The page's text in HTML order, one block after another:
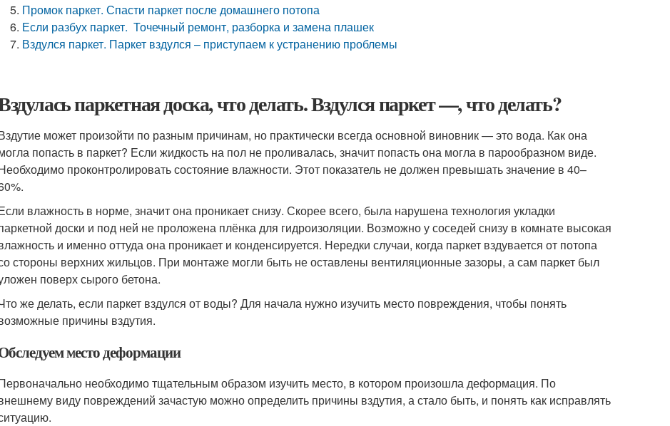
Промок паркет. Спасти паркет после домашнего потопа
Если разбух паркет. Точечный ремонт, разборка и замена плашек
Вздулся паркет. Паркет вздулся – приступаем к устранению проблемы
паркетная доска, что делать. Вздулся паркет —, что делать?
может произойти по разным причинам, но практически всегда основной виновник — это вода. Как она
попасть в паркет? Если жидкость на пол не проливалась, значит попасть она могла в парообразном виде.
проконтролировать состояние влажности. Этот показатель не должен превышать значение в 40–
влажность в норме, значит она проникает снизу. Скорее всего, была нарушена технология укладки
доски и под ней не проложена плёнка для гидроизоляции. Возможно у соседей снизу в комнате высокая
и именно оттуда она проникает и конденсируется. Нередки случаи, когда паркет вздувается от потопа
стороны верхних жильцов. При монтаже могли быть не оставлены вентиляционные зазоры, а сам паркет был
поверх сырого бетона.
же делать, если паркет вздулся от воды? Для начала нужно изучить место повреждения, чтобы понять
причины вздутия.
место деформации
необходимо тщательным образом изучить место, в котором произошла деформация. По
виду повреждений зачастую можно определить причины вздутия, а стало быть, и понять как исправлять